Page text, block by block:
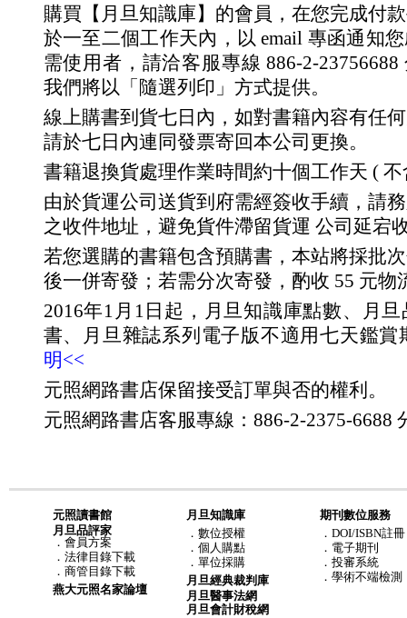
購買【月旦知識庫】的會員，在您完成付
於一至二個工作天內，以 email 專函通知
需使用者，請洽客服專線 886-2-23756688
我們將以「隨選列印」方式提供。
線上購書到貨七日內，如對書籍內容有任
請於七日內連同發票寄回本公司更換。
書籍退換貨處理作業時間約十個工作天 (
由於貨運公司送貨到府需經簽收手續，請
之收件地址，避免貨件滯留貨運 公司延宕
若您選購的書籍包含預購書，本站將採批
後一併寄發；若需分次寄發，酌收 55 元物
2016年1月1日起，月旦知識庫點數、月
書、月旦雜誌系列電子版不適用七天鑑賞
明<<
元照網路書店保留接受訂單與否的權利。
元照網路書店客服專線：886-2-2375-6688
元照讀書館
月旦品評家
． 會員方案
． 法律目錄下載
． 商管目錄下載
燕大元照名家論壇
月旦知識庫
． 數位授權
． 個人購點
． 單位採購
月旦經典裁判庫
月旦醫事法網
月旦會計財稅網
期刊數位服務
．DOI/ISBN註冊
．電子期刊
．投審系統
．學術不端檢測